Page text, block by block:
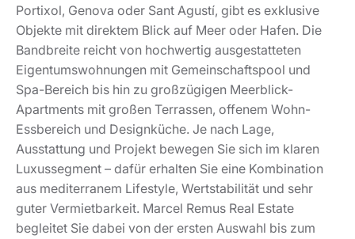
Portixol, Genova oder Sant Agustí, gibt es exklusive
Objekte mit direktem Blick auf Meer oder Hafen. Die
Bandbreite reicht von hochwertig ausgestatteten
Eigentumswohnungen mit Gemeinschaftspool und
Spa-Bereich bis hin zu großzügigen Meerblick-
Apartments mit großen Terrassen, offenem Wohn-
Essbereich und Designküche. Je nach Lage,
Ausstattung und Projekt bewegen Sie sich im klaren
Luxussegment – dafür erhalten Sie eine Kombination
aus mediterranem Lifestyle, Wertstabilität und sehr
guter Vermietbarkeit. Marcel Remus Real Estate
begleitet Sie dabei von der ersten Auswahl bis zum